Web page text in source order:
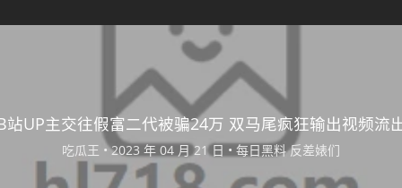
站UP主交往假富二代被骗24万 双马尾疯狂输出视频流
吃瓜王 • • 每日黑料 反差婊们